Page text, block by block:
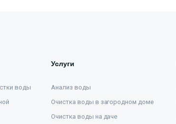
воды
Услуги
Анализ воды
Очистка воды в загородном доме
Очистка воды на даче